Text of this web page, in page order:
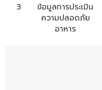
3
ข้อมูลการประเมิน
ความปลอดภัย
อาหาร